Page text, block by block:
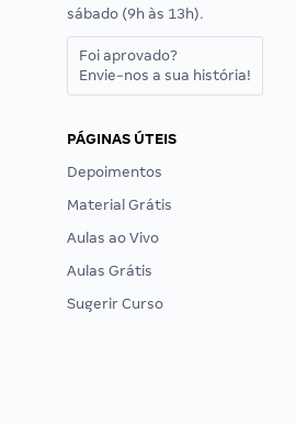
sábado (9h às 13h).
Foi aprovado?
Envie-nos a sua história!
PÁGINAS ÚTEIS
Depoimentos
Material Grátis
Aulas ao Vivo
Aulas Grátis
Sugerir Curso